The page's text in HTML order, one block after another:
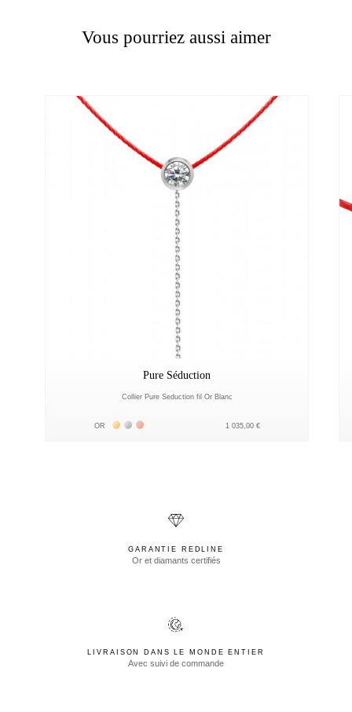
Vous pourriez aussi aimer
Pure Séduction
Collier Pure Seduction fil Or Blanc
OR Жёлтое золото 18К
Белое золото 18К
Розовое золото 18К 1 035,00 €
GARANTIE REDLINE
Or et diamants certifiés
LIVRAISON DANS LE MONDE ENTIER
Avec suivi de commande